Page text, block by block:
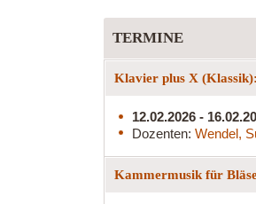
TERMINE
Klavier plus X
12.02.2026 -
Dozenten: Wendel,
Kammermusik für